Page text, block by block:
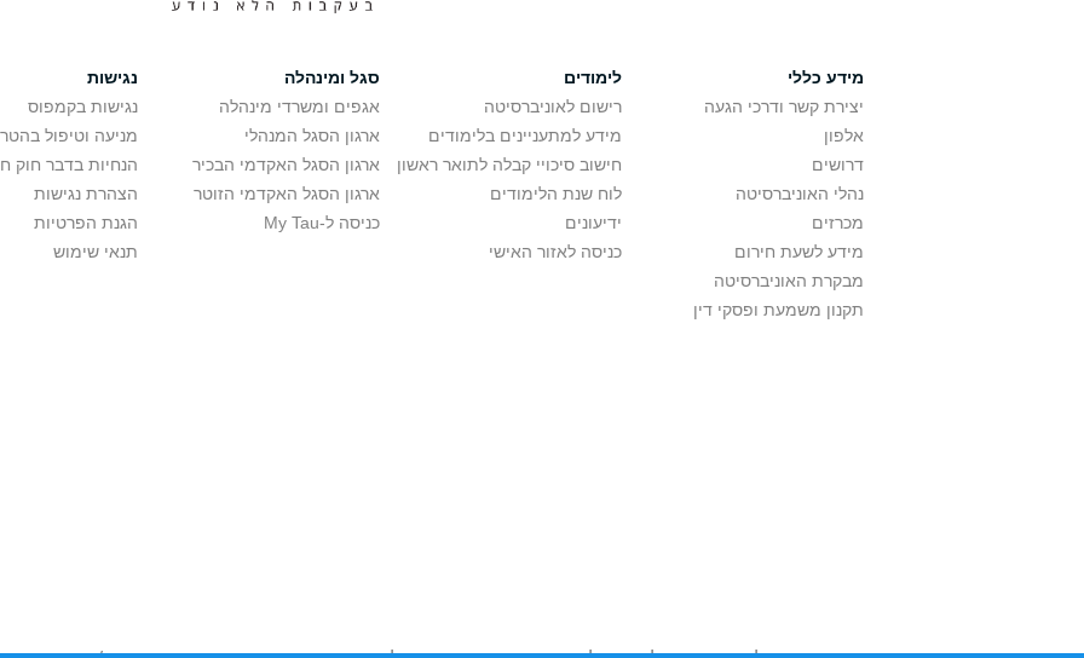
מידע כללי
יצירת קשר ודרכי הגעה
אלפון
דרושים
נהלי האוניברסיטה
מכרזים
מידע לשעת חירום
מבקרת האוניברסיטה
תקנון משמעת ופסקי דין
לימודים
רישום לאוניברסיטה
מידע למתעניינים בלימודים
חישוב סיכויי קבלה לתואר ראשון
לוח שנת הלימודים
ידיעונים
כניסה לאזור האישי
סגל ומינהלה
אגפים ומשרדי מינהלה
ארגון הסגל המנהלי
ארגון הסגל האקדמי הבכיר
ארגון הסגל האקדמי הזוטר
כניסה ל-My Tau
נגישות
נגישות בקמפוס
מניעה וטיפול
הנחיות בדבר חוק
הצהרת נגישות
הגנת הפרטיות
תנאי שימוש